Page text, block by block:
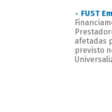
FUST
afetadas
previsto